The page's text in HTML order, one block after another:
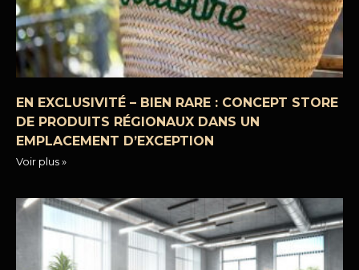
EN EXCLUSIVITÉ – BIEN RARE : CONCEPT STORE
DE PRODUITS RÉGIONAUX DANS UN
EMPLACEMENT D’EXCEPTION
Voir plus »